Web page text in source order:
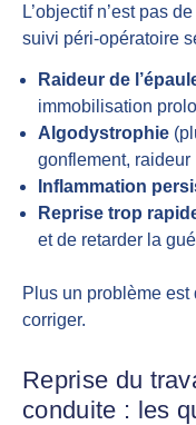
L’objectif n’est pas
suivi péri-opératoire
Raideur de
immobilisation
Algodystrophie
gonflement, raideur
Inflammation
Reprise trop
et de retarder la
Plus un problème est
corriger.
Reprise du
conduite : les